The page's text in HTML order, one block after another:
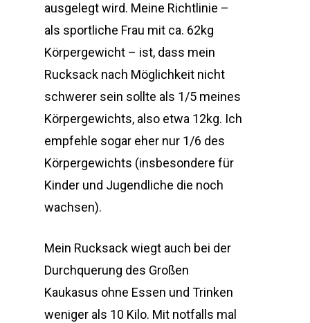
ausgelegt wird. Meine Richtlinie –
als sportliche Frau mit ca. 62kg
Körpergewicht – ist, dass mein
Rucksack nach Möglichkeit nicht
schwerer sein sollte als 1/5 meines
Körpergewichts, also etwa 12kg. Ich
empfehle sogar eher nur 1/6 des
Körpergewichts (insbesondere für
Kinder und Jugendliche die noch
wachsen).
Mein Rucksack wiegt auch bei der
Durchquerung des Großen
Kaukasus ohne Essen und Trinken
weniger als 10 Kilo. Mit notfalls mal